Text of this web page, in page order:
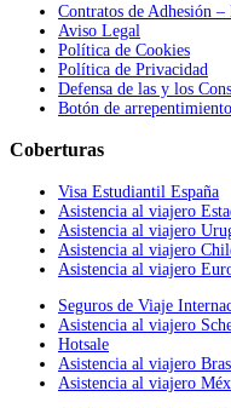
Contratos de Adhesión
Aviso Legal
Política de Cookies
Política de Privacidad
Defensa de las y los
Botón de arrepentimiento
Coberturas
Visa Estudiantil España
Asistencia al viajero
Asistencia al viajero
Asistencia al viajero
Asistencia al viajero
Seguros de Viaje
Asistencia al viajero
Hotsale
Asistencia al viajero
Asistencia al viajero